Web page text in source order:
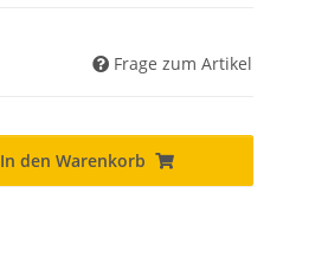
Frage zum Artikel
In den Warenkorb